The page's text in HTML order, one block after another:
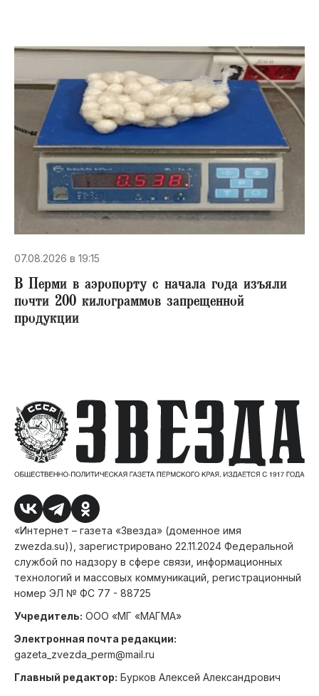
07.08.2026 в 19:15
В Перми в аэропорту с начала года изъяли
почти 200 килограммов запрещенной
продукции
«Интернет – газета «Звезда» (доменное имя
zwezda.su)), зарегистрировано 22.11.2024 Федеральной
службой по надзору в сфере связи, информационных
технологий и массовых коммуникаций, регистрационный
номер ЭЛ № ФС 77 - 88725
Учредитель: ООО «МГ «МАГМА»
Электронная почта редакции:
gazeta_zvezda_perm@mail.ru
Главный редактор: Бурков Алексей Александрович